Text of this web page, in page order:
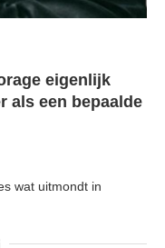
eigenlijk
als een bepaalde
wat uitmondt in